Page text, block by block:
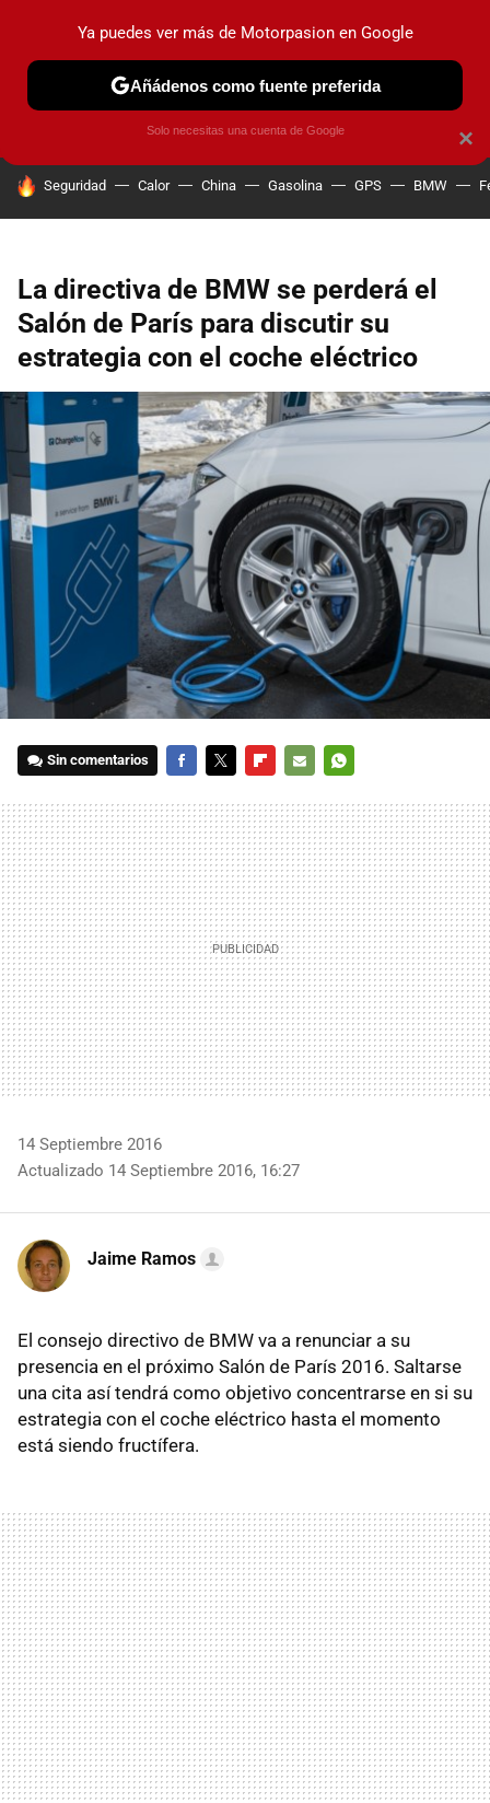
PRUEBAS COCHES ELÉCTRICOS OBSERVATORIO
HOY SE HABLA DE
Seguridad Calor China Gasolina GPS BMW
La directiva de BMW se perderá el
Salón de París para discutir su
estrategia con el coche eléctrico
Sin comentarios
MAIL
14 Septiembre 2016
Actualizado 14 Septiembre 2016, 16:27
Jaime Ramos
El consejo directivo de BMW va a renunciar a su
presencia en el próximo Salón de París 2016. Saltarse
una cita así tendrá como objetivo concentrarse en si su
estrategia con el coche eléctrico hasta el momento
está siendo fructífera.
×
Ya puedes ver más de Motorpasion en Google
Añádenos como fuente preferida
Solo necesitas una cuenta de Google